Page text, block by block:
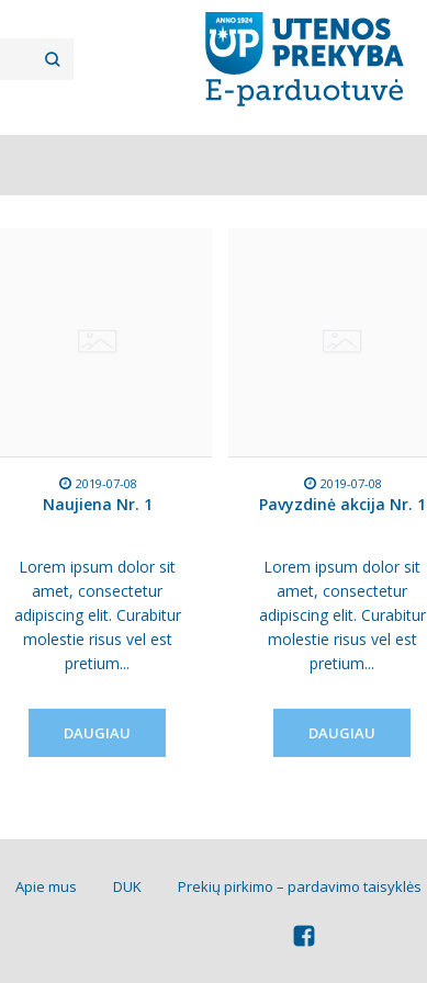
PAIEŠKA
2019-07-08
Naujiena Nr. 1
Lorem ipsum dolor sit
amet, consectetur
adipiscing elit. Curabitur
molestie risus vel est
pretium...
DAUGIAU
2019-07-08
Pavyzdinė akcija Nr. 1
Lorem ipsum dolor sit
amet, consectetur
adipiscing elit. Curabitur
molestie risus vel est
pretium...
DAUGIAU
Apie mus DUK Prekių pirkimo – pardavimo taisyklės